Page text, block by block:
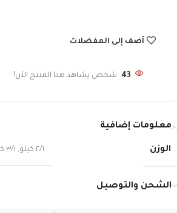
أضف إلى المفضلات
43 شخص يشاهد هذا المنتج الآن!
معلومات إضافية
الوزن ٢/١ كيلو , ٣/١ كيلو
الشحن والتوصيل